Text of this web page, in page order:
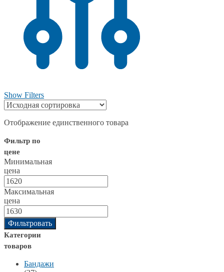
Show Filters
Отображение единственного товара
Фильтр по
цене
Минимальная
цена
Максимальная
цена
Фильтровать
Категории
товаров
Бандажи